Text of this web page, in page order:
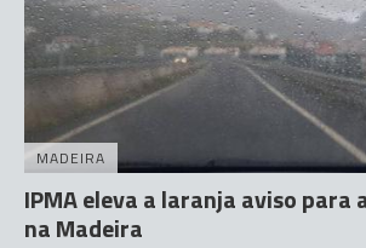
MADEIRA
IPMA eleva a laranja aviso para
na Madeira